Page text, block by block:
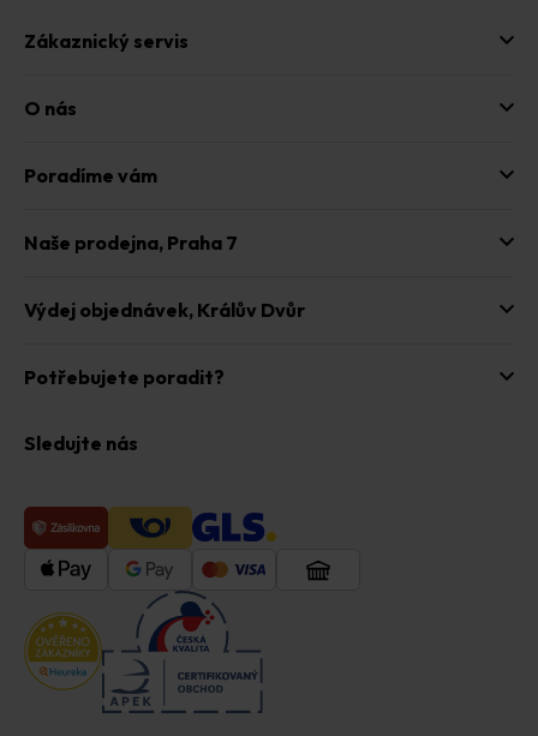
Zákaznický servis
O nás
Poradíme vám
Naše prodejna, Praha 7
Výdej objednávek, Králův Dvůr
Potřebujete poradit?
Sledujte nás